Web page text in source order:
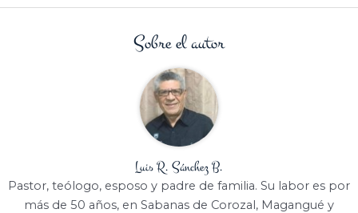
Sobre el autor
Luis R. Sánchez B.
Pastor, teólogo, esposo y padre de familia. Su labor es por
más de 50 años, en Sabanas de Corozal, Magangué y